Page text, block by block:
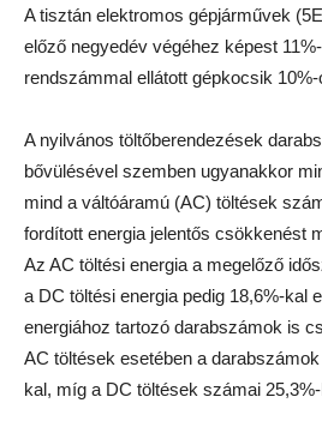
A tisztán elektromos gépjárművek
előző negyedév végéhez képest
rendszámmal ellátott gépkocsik
A nyilvános töltőberendezések
bővülésével szemben ugyanakkor
mind a váltóáramú (AC) töltések
fordított energia jelentős csökkenést
Az AC töltési energia a megelőző
a DC töltési energia pedig 18,6%-kal
energiához tartozó darabszámok is
AC töltések esetében a
kal, míg a DC töltések számai